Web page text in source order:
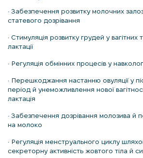
• Забезпечення розвитку молочних
статевого дозрівання
• Стимуляція розвитку грудей у вагітних
лактації
• Регуляція обмінних процесів у
• Перешкоджання настанню овуляції у
період й унеможливлення нової
лактація
• Забезпечення дозрівання молозива й
на молоко
• Регуляція менструального циклу
секреторну активність жовтого тіла й